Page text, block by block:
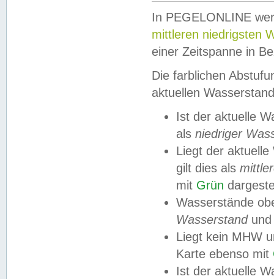
In PEGELONLINE
mittleren niedrigsten
einer Zeitspanne in
Die farblichen
aktuellen
Ist der aktuelle
als niedriger
Liegt der
gilt dies als
mit Grün
Wasserstände
Wasserstandund
Liegt kein MHW
Karte ebenso mit
Ist der aktuelle